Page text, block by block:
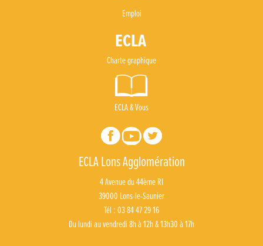
Emploi
Charte graphique
ECLA & Vous
ECLA Lons Agglomération
4 Avenue du 44ème RI
39000 Lons-le-Saunier
Tél : 03 84 47 29 16
Du lundi au vendredi 8h à 12h & 13h30 à 17h